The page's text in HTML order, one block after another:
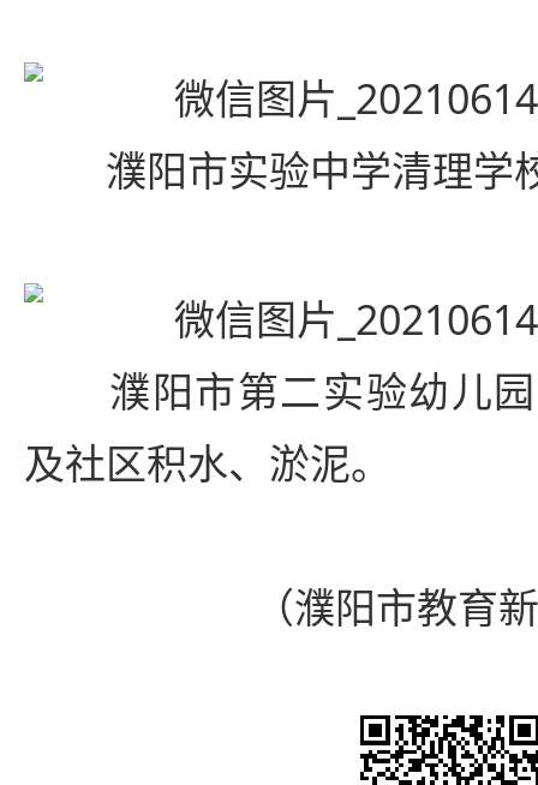
濮阳市实验中学清理学
濮阳市第二实验幼儿园
及社区积水、淤泥。
（濮阳市教育